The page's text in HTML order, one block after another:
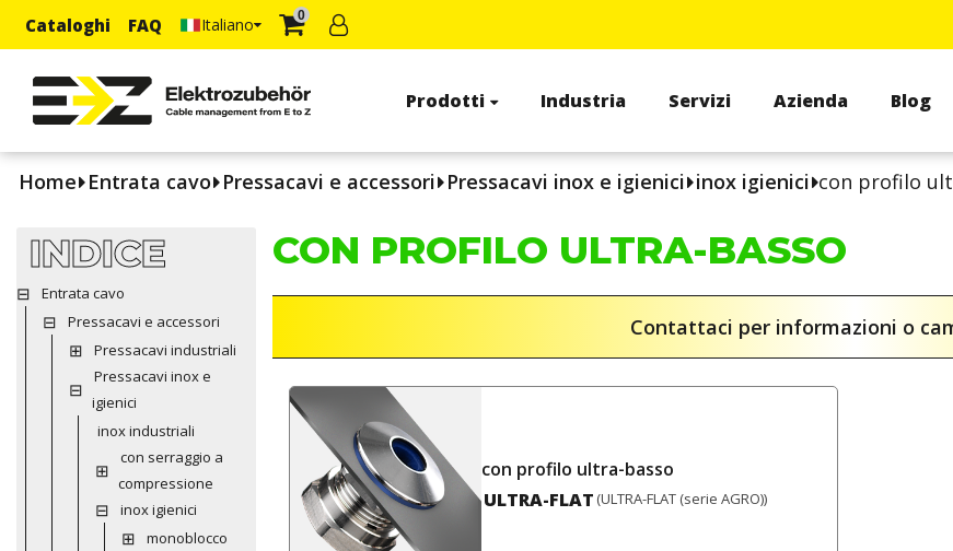
Cataloghi FAQ Italiano 0
Prodotti Industria Servizi Azienda Blog
Home Entrata cavo Pressacavi e accessori Pressacavi inox e igienici inox igienici con profilo
INDICE
Entrata cavo
Pressacavi e accessori
Pressacavi industriali
Pressacavi inox e
igienici
inox industriali
con serraggio a
compressione
inox igienici
monoblocco
CON PROFILO ULTRA-BASSO
Contattaci per informazioni o
con profilo ultra-basso
ULTRA-FLAT (ULTRA-FLAT (serie AGRO))